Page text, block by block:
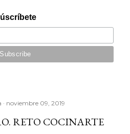
noviembre 09, 2019
RETO COCINARTE